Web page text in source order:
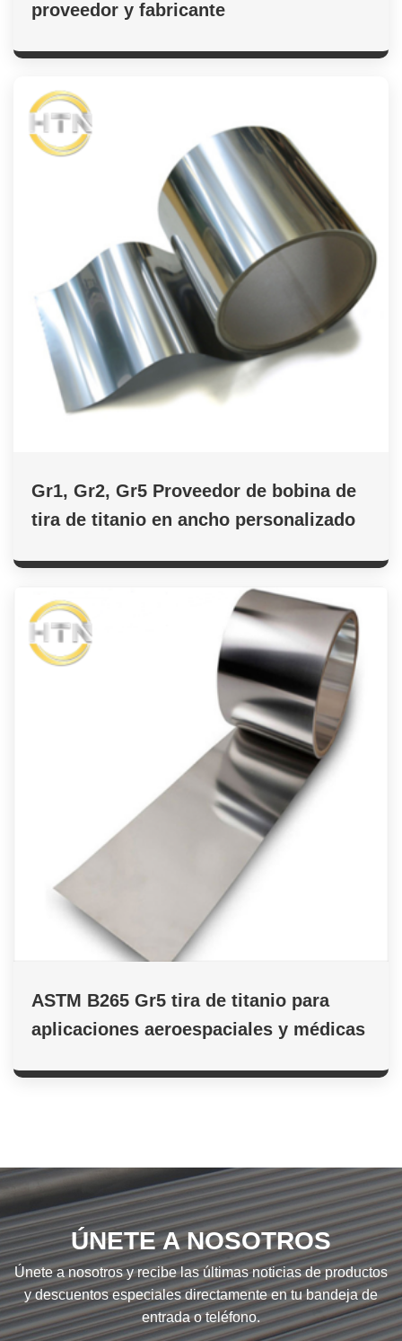
proveedor y fabricante
Gr1, Gr2, Gr5 Proveedor de bobina de
tira de titanio en ancho personalizado
ASTM B265 Gr5 tira de titanio para
aplicaciones aeroespaciales y médicas
ÚNETE A NOSOTROS
Únete a nosotros y recibe las últimas noticias de productos
y descuentos especiales directamente en tu bandeja de
entrada o teléfono.